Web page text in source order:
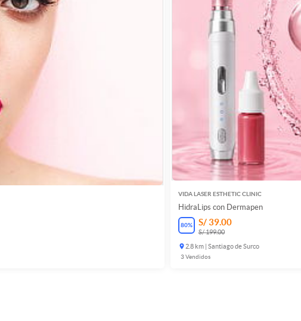
VIDA LASER ESTHETIC CLINIC
HidraLips con Dermapen
80% S/ 39.00
S/ 199.00
2.8 km | Santiago de Surco
3Vendidos